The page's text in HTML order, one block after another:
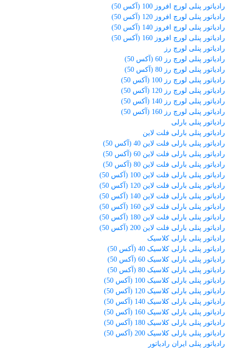
رادیاتور پنلی لورچ افروز 100 (آکس 50)
رادیاتور پنلی لورچ افروز 120 (آکس 50)
رادیاتور پنلی لورچ افروز 140 (آکس 50)
رادیاتور پنلی لورچ افروز 160 (آکس 50)
رادیاتور پنلی لورچ رز
رادیاتور پنلی لورچ رز 60 (آکس 50)
رادیاتور پنلی لورچ رز 80 (آکس 50)
رادیاتور پنلی لورچ رز 100 (آکس 50)
رادیاتور پنلی لورچ رز 120 (آکس 50)
رادیاتور پنلی لورچ رز 140 (آکس 50)
رادیاتور پنلی لورچ رز 160 (آکس 50)
رادیاتور پنلی بارلی
رادیاتور پنلی بارلی فلت لاین
رادیاتور پنلی بارلی فلت لاین 40 (آکس 50)
رادیاتور پنلی بارلی فلت لاین 60 (آکس 50)
رادیاتور پنلی بارلی فلت لاین 80 (آکس 50)
رادیاتور پنلی بارلی فلت لاین 100 (آکس 50)
رادیاتور پنلی بارلی فلت لاین 120 (آکس 50)
رادیاتور پنلی بارلی فلت لاین 140 (آکس 50)
رادیاتور پنلی بارلی فلت لاین 160 (آکس 50)
رادیاتور پنلی بارلی فلت لاین 180 (آکس 50)
رادیاتور پنلی بارلی فلت لاین 200 (آکس 50)
رادیاتور پنلی بارلی کلاسیک
رادیاتور پنلی بارلی کلاسیک 40 (آکس 50)
رادیاتور پنلی بارلی کلاسیک 60 (آکس 50)
رادیاتور پنلی بارلی کلاسیک 80 (آکس 50)
رادیاتور پنلی بارلی کلاسیک 100 (آکس 50)
رادیاتور پنلی بارلی کلاسیک 120 (آکس 50)
رادیاتور پنلی بارلی کلاسیک 140 (آکس 50)
رادیاتور پنلی بارلی کلاسیک 160 (آکس 50)
رادیاتور پنلی بارلی کلاسیک 180 (آکس 50)
رادیاتور پنلی بارلی کلاسیک 200 (آکس 50)
رادیاتور پنلی ایران رادیاتور